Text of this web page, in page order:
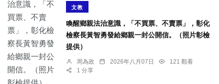
文教
喚醒鄉親法治意識，「不買票、不賣票」，彰化
檢察長黃智勇發給鄉親一封公開信。（照片彰檢
提供）
周為政 2026年八月07日
121 觀看
1 分享